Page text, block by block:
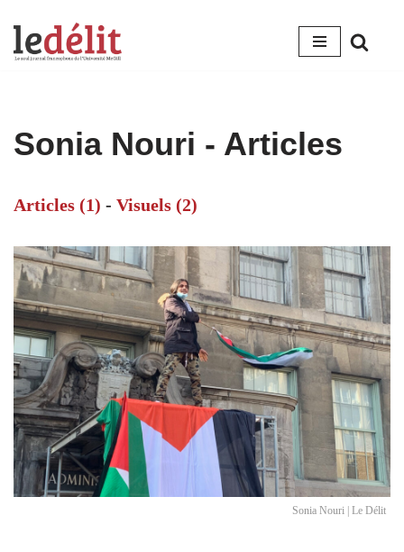
Aller
Sonia Nouri - Articles
Articles (1) - Visuels (2)
Sonia Nouri | Le Délit